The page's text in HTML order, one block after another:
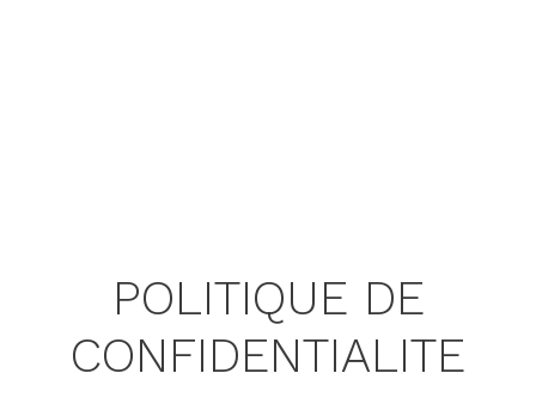
POLITIQUE DE
CONFIDENTIALITE